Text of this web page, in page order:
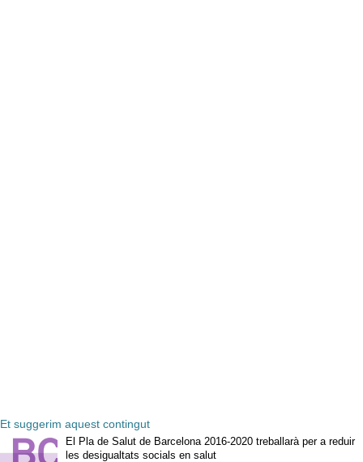
Et suggerim aquest contingut
El Pla de Salut de Barcelona 2016-2020 treballarà per a reduir
les desigualtats socials en salut